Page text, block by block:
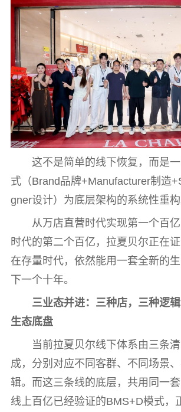
这不是简单的线下恢复，而是
式（Brand品牌+Manufacturer制造
gner设计）为底层架构的系统性重构
从万店直营时代实现第一个百
时代的第二个百亿，拉夏贝尔正在
在存量时代，依然能用一套全新的
下一个十年。
三业态并进：三种店，三种逻
生态底盘
当前拉夏贝尔线下体系由三条
成，分别对应不同客群、不同场景
辑。而这三条线的底层，共用同一
线上百亿已经验证的BMS+D模式，